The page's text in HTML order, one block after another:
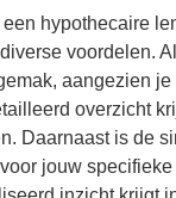
hypothecaire
voordelen.
aangezien
overzicht
Daarnaast is de
jouw